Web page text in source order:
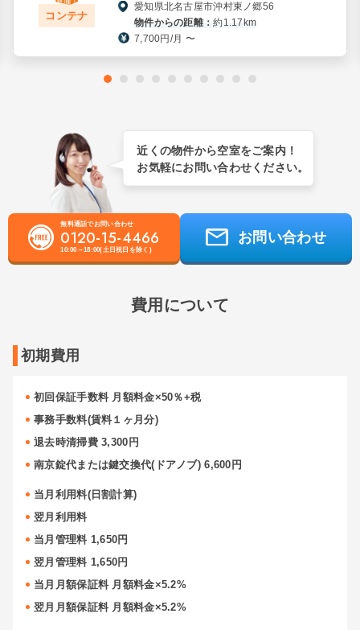
コンテナ
愛知県北名古屋市沖村東ノ郷56
物件からの距離：約1.17km
7,700円/月 〜
近くの物件から空室をご案内！
お気軽にお問い合わせください。
無料通話でお問い合わせ
0120-15-4466
10:00～18:00(土日祝日を除く)
お問い合わせ
費用について
初期費用
初回保証手数料 月額料金×50％+税
事務手数料(賃料１ヶ月分)
退去時清掃費 3,300円
南京錠代または鍵交換代(ドアノブ) 6,600円
当月利用料(日割計算)
翌月利用料
当月管理料 1,650円
翌月管理料 1,650円
当月月額保証料 月額料金×5.2%
翌月月額保証料 月額料金×5.2%